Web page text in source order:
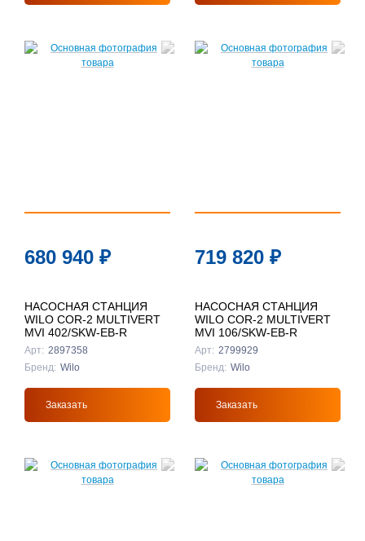
680 940 ₽
НАСОСНАЯ СТАНЦИЯ
WILO COR-2 MULTIVERT
MVI 402/SKW-EB-R
Арт: 2897358
Бренд: Wilo
Заказать
719 820 ₽
НАСОСНАЯ СТАНЦИЯ
WILO COR-2 MULTIVERT
MVI 106/SKW-EB-R
Арт: 2799929
Бренд: Wilo
Заказать